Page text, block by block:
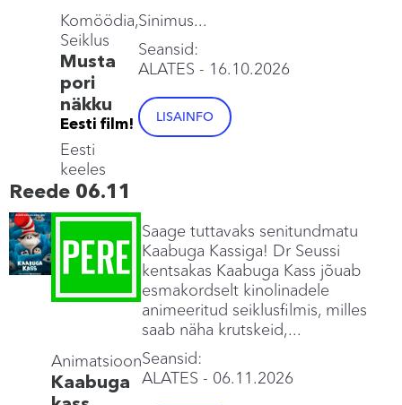
Sinimus...
Seansid:
ALATES - 16.10.2026
LISAINFO
Komöödia,
Seiklus
Musta
pori
näkku
Eesti film!
Eesti
keeles
Reede 06.11
Saage tuttavaks senitundmatu
Kaabuga Kassiga! Dr Seussi
kentsakas Kaabuga Kass jõuab
esmakordselt kinolinadele
animeeritud seiklusfilmis, milles
saab näha krutskeid,...
Seansid:
ALATES - 06.11.2026
Animatsioon
Kaabuga